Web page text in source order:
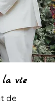
la vie
de